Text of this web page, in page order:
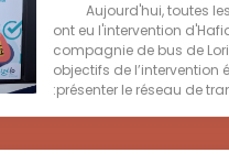
Aujourd'hui, toutes les
ont eu l'intervention
compagnie de bus de
objectifs de l’intervention
:présenter le réseau de